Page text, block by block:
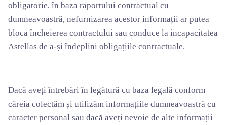
obligatorie, în baza raportului contractual cu
dumneavoastră, nefurnizarea acestor informații ar putea
bloca încheierea contractului sau conduce la incapacitatea
Astellas de a-și îndeplini obligațiile contractuale.
Dacă aveți întrebări în legătură cu baza legală conform
căreia colectăm și utilizăm informațiile dumneavoastră cu
caracter personal sau dacă aveți nevoie de alte informații